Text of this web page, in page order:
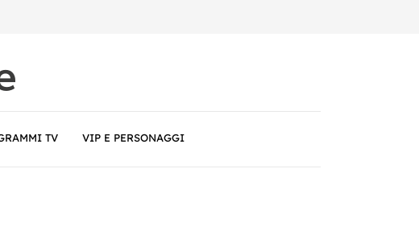
TV VIP E PERSONAGGI